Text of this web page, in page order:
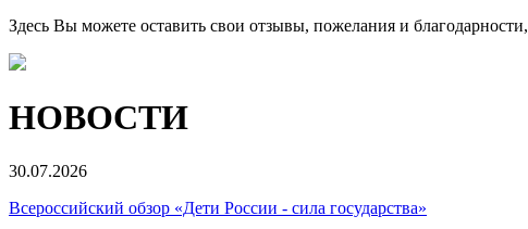
Здесь Вы можете оставить свои отзывы, пожелания и благодарности,
НОВОСТИ
30.07.2026
Всероссийский обзор «Дети России - сила государства»